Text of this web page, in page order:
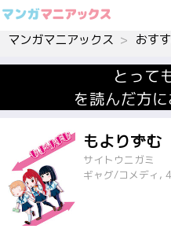
マンガマニアックス おす
とって
を読んだ方
もよりずむ
サイトウニガミ
ギャグ/コメディ,